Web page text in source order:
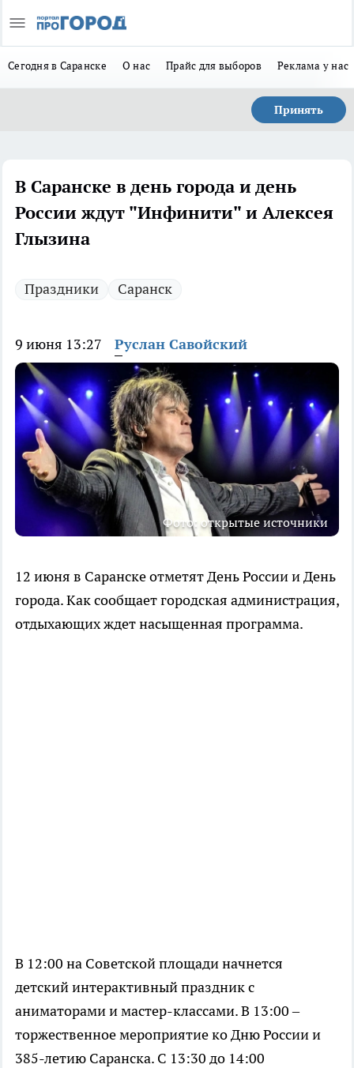
Сегодня в Саранске О нас Прайс для выборов Реклама у нас
Принять
В Саранске в день города и день
России ждут "Инфинити" и Алексея
Глызина
Праздники Саранск
9 июня 13:27 Руслан Савойский
Фото: открытые источники
12 июня в Саранске отметят День России и День
города. Как сообщает городская администрация,
отдыхающих ждет насыщенная программа.
В 12:00 на Советской площади начнется
детский интерактивный праздник с
аниматорами и мастер-классами. В 13:00 –
торжественное мероприятие ко Дню России и
385-летию Саранска. С 13:30 до 14:00